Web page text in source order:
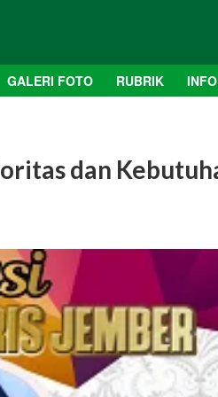
GALERI FOTO RUBRIK
dan